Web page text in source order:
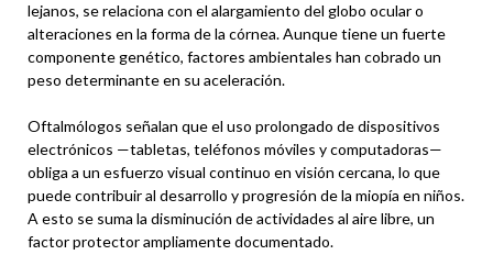
lejanos, se relaciona con el alargamiento del globo ocular o
alteraciones en la forma de la córnea. Aunque tiene un fuerte
componente genético, factores ambientales han cobrado un
peso determinante en su aceleración.
Oftalmólogos señalan que el uso prolongado de dispositivos
electrónicos —tabletas, teléfonos móviles y computadoras—
obliga a un esfuerzo visual continuo en visión cercana, lo que
puede contribuir al desarrollo y progresión de la miopía en niños.
A esto se suma la disminución de actividades al aire libre, un
factor protector ampliamente documentado.